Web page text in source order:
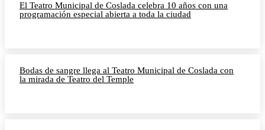
El Teatro Municipal de Coslada celebra 10 años con una
programación especial abierta a toda la ciudad
Bodas de sangre llega al Teatro Municipal de Coslada con
la mirada de Teatro del Temple